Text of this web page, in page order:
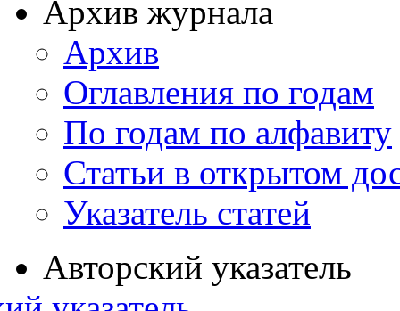
Архив журнала
Архив
Оглавления по годам
По годам по алфавиту
Статьи в открытом
Указатель статей
Авторский указатель